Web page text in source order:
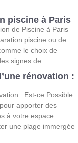
piscine à Paris
de Piscine à Paris
piscine ou de
le choix de
signes de
rénovation :
: Est-ce Possible
apporter des
à votre espace
une plage immergée